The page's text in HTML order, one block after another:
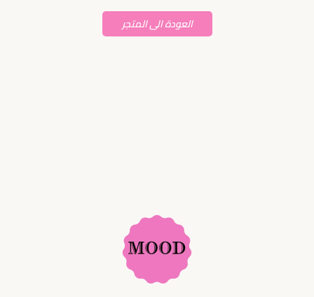
العودة الى المتجر